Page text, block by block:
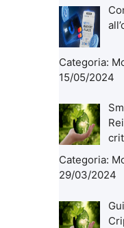
Categoria:
15/05/2024
Categoria:
29/03/2024